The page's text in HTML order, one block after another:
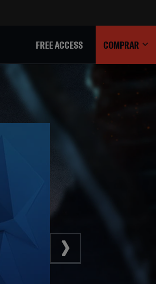
FREE ACCESS COMPRAR